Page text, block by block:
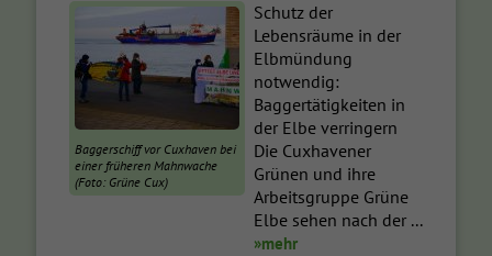
Baggerschiff vor Cuxhaven bei
einer früheren Mahnwache
(Foto: Grüne Cux)
Schutz der
Lebensräume in der
Elbmündung
notwendig:
Baggertätigkeiten in
der Elbe verringern
Die Cuxhavener
Grünen und ihre
Arbeitsgruppe Grüne
Elbe sehen nach der ...
»mehr